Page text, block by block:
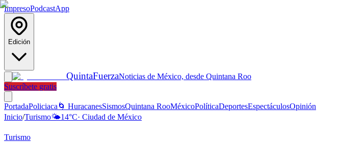
ImpresoPodcastApp
Edición
QuintaFuerzaNoticias de México, desde Quintana Roo
Suscríbete gratis
PortadaPoliciaca 🌀 HuracanesSismosQuintana RooMéxicoPolíticaDeportesEspectáculosOpinión
Inicio/Turismo🌤️14°C· Ciudad de México
Turismo